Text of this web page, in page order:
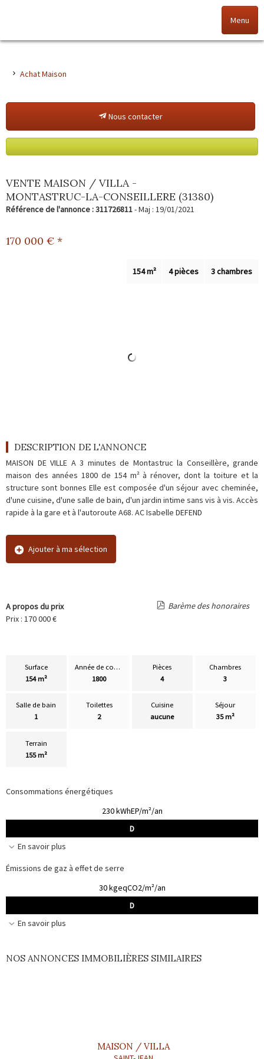
Menu
Vendez votre bien
Alerte immo
Gestion
Achat Maison
Nous contacter
VENTE MAISON / VILLA -
MONTASTRUC-LA-CONSEILLERE (31380)
Référence de l'annonce : 311726811- Maj : 19/01/2021
170 000 € *
3 chambres
4 pièces
154 m²
DESCRIPTION DE L'ANNONCE
MAISON DE VILLE A 3 minutes de Montastruc la Conseillère, grande
maison des années 1800 de 154 m² à rénover, dont la toiture et la
structure sont bonnes Elle est composée d'un séjour avec cheminée,
d'une cuisine, d'une salle de bain, d'un jardin intime sans vis à vis. Accès
rapide à la gare et à l'autoroute A68. AC Isabelle DEFEND
Ajouter à ma sélection
A propos du prix
Barème des honoraires
Prix : 170 000 €
Surface
154 m²
Année de construction
1800
Pièces
4
Chambres
3
Salle de bain
1
Toilettes
2
Cuisine
aucune
Séjour
35 m²
Terrain
155 m²
Consommations énergétiques
230 kWhEP/m²/an
D
En savoir plus
Émissions de gaz à effet de serre
30 kgeqCO2/m²/an
D
En savoir plus
NOS ANNONCES IMMOBILIÈRES SIMILAIRES
MAISON / VILLA